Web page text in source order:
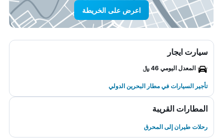
اعرض على الخريطة
سيارت ايجار
المعدل اليومي 46 ﷼
تأجير السيارات في مطار البحرين الدولي
المطارات القريبة
رحلات طيران إلى المحرق